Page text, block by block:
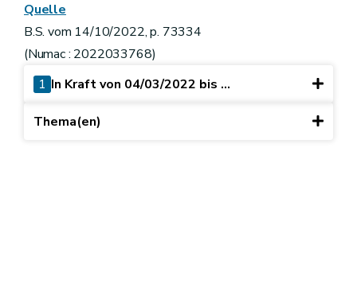
Quelle
B.S. vom 14/10/2022, p. 73334
(Numac : 2022033768)
1 In Kraft von 04/03/2022 bis ...
Thema(en)